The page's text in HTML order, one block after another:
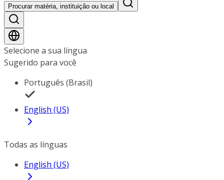
Procurar matéria, instituição ou local
Selecione a sua língua
Sugerido para você
Português (Brasil)
English (US)
Todas as línguas
English (US)